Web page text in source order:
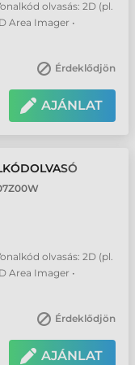
olvasás: 2D (pl.
Area Imager •
Érdeklődjön
AJÁNLAT
olvasás: 2D (pl.
Area Imager •
Érdeklődjön
AJÁNLAT